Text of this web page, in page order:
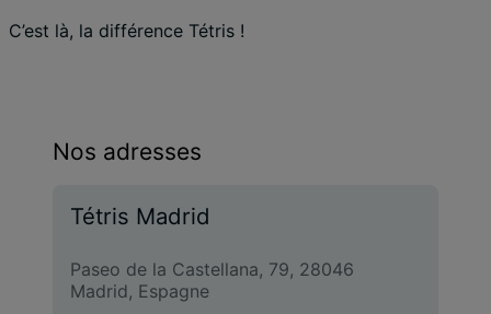
C’est là, la différence Tétris !
Nos adresses
Tétris Madrid
Paseo de la Castellana, 79, 28046
Madrid, Espagne